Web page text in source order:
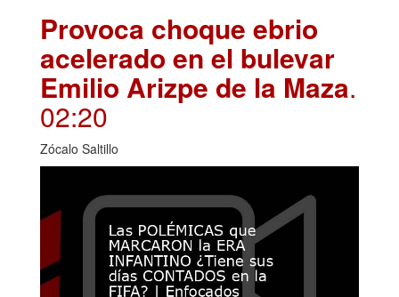
Provoca choque ebrio
acelerado en el bulevar
Emilio Arizpe de la Maza.
02:20
Zócalo Saltillo